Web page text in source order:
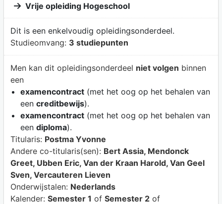
Vrije opleiding Hogeschool
Dit is een enkelvoudig opleidingsonderdeel.
Studieomvang: 3 studiepunten
Men kan dit opleidingsonderdeel niet volgen binnen
een
examencontract(met het oog op het behalen van
een creditbewijs).
examencontract(met het oog op het behalen van
een diploma).
Titularis: Postma Yvonne
Andere co-titularis(sen): Bert Assia, Mendonck
Greet, Ubben Eric, Van der Kraan Harold, Van Geel
Sven, Vercauteren Lieven
Onderwijstalen: Nederlands
Kalender: Semester 1 of Semester 2of